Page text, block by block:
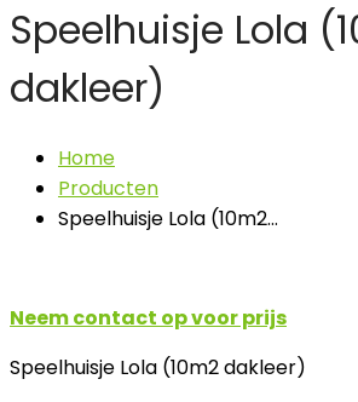
Speelhuisje Lola
dakleer)
Home
Producten
Speelhuisje Lola (10m2…
Neem contact op voor prijs
Speelhuisje Lola (10m2 dakleer)